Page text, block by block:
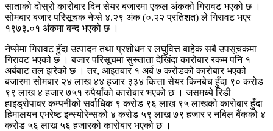
साताको दोस्रो कारोबार दिन सेयर बजारमा एकल अंकको गिरावट भएको छ ।
सोमबार बजार परिसूचक नेप्से ४.२९ अंक (०.२२ प्रतिशत) ले गिरावट भएर
१९७३.०१ अंकमा बन्द भएको छ ।
नेप्सेमा गिरावट हुँदा उत्पादन तथा प्रशोधन र लघुवित्त बाहेक सबै उपसूचकमा
गिरावट भएको छ । बजार परिसूचमा सुस्ताता देखिंदा कारोबार रकम पनि १
अर्बबाट तल झरेको छ । तर, आइतबार १ अर्ब ७ करोडको कारोबार भएको
बजारमा सोमबार २४ लाख ४४ हजार ३३४ कित्ता सेयर किनबेच हुँदा ९० करोड
९९ लाख ४ हजार ७५१ रुपैयाँको कारोबार भएको छ । जसमध्ये रिडी
हाइड्रोपावर कम्पनीको सर्वाधिक ९ करोड ९६ लाख ९५ लाखको कारोबार हुँदा
हिमालयन एभरेष्ट इन्स्योरेन्सको ४ करोड ५९ लाख ७९ हजार र नबिल बैंकको ४
करोड ५६ लाख ५६ हजारको कारोबार भएको छ ।